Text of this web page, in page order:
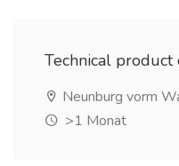
Technical product
Neunburg vorm
>1 Monat